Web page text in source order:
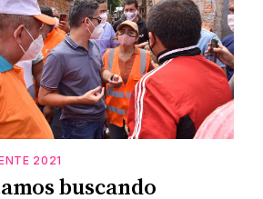
2021
buscando